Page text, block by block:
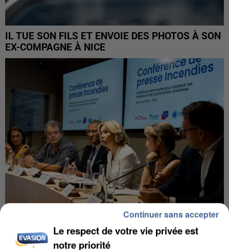
IL TUE SON FILS ET ENVOIE DES PHOTOS À SON
EX-COMPAGNE À NICE
INCENDIES : L’ÎLE-DE-FRANCE LANCE UN ÉLAN
DE SOLIDARITÉ AVEC LES...
Le respect de votre vie privée est
notre priorité
Continuer sans accepter